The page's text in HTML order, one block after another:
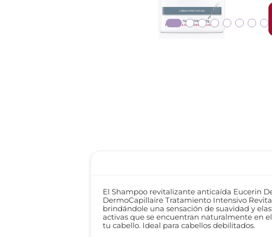
El Shampoo revitalizante anticaída Eucerin
DermoCapillaire Tratamiento Intensivo
brindándole una sensación de suavidad y
activas que se encuentran naturalmente en
tu cabello. Ideal para cabellos debilitados.